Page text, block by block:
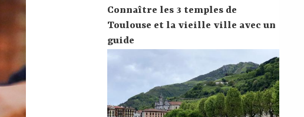
Connaître les 3 temples de
Toulouse et la vieille ville avec un
guide